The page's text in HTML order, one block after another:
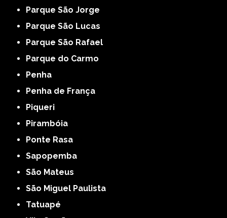
Parque São Jorge
Parque São Lucas
Parque São Rafael
Parque do Carmo
Penha
Penha de França
Piqueri
Pirambóia
Ponte Rasa
Sapopemba
São Mateus
São Miguel Paulista
Tatuapé